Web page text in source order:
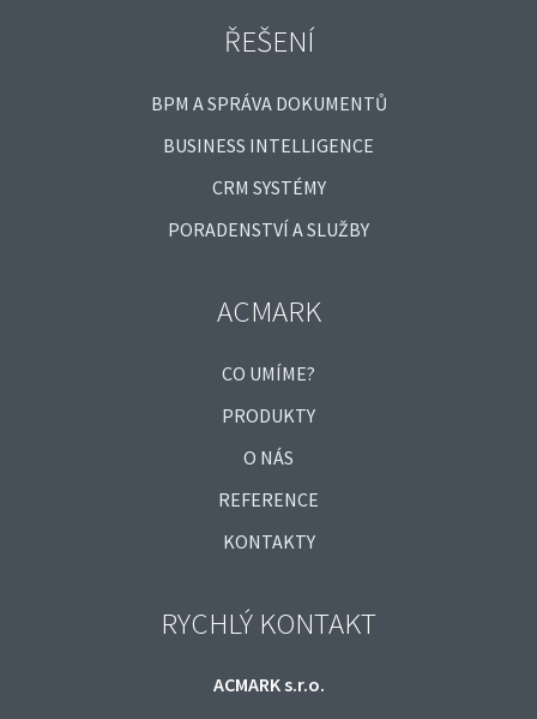
ŘEŠENÍ
BPM A SPRÁVA DOKUMENTŮ
BUSINESS INTELLIGENCE
CRM SYSTÉMY
PORADENSTVÍ A SLUŽBY
ACMARK
CO UMÍME?
PRODUKTY
O NÁS
REFERENCE
KONTAKTY
RYCHLÝ KONTAKT
ACMARK s.r.o.